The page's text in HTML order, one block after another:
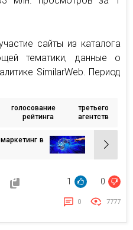
сайты из каталога
тематики, данные о
SimilarWeb. Период
голосование третьего
рейтинга агентств
в
1 0
0 7777